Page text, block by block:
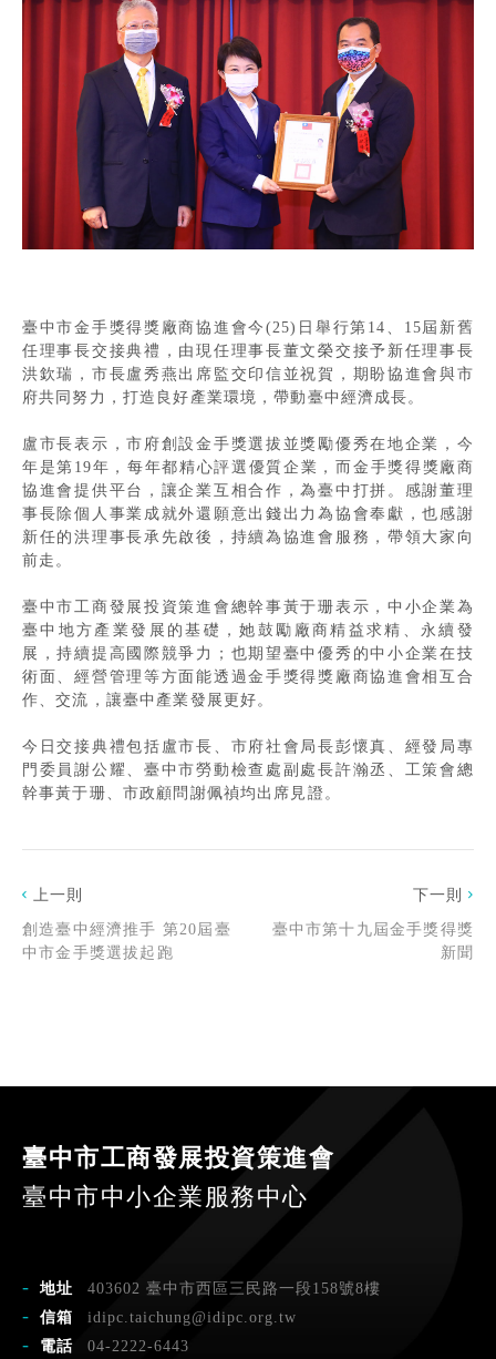
臺中市金手獎得獎廠商協進會今(25)日舉行第14、15屆新舊
任理事長交接典禮，由現任理事長董文榮交接予新任理事長
洪欽瑞，市長盧秀燕出席監交印信並祝賀，期盼協進會與市
府共同努力，打造良好產業環境，帶動臺中經濟成長。
盧市長表示，市府創設金手獎選拔並獎勵優秀在地企業，今
年是第19年，每年都精心評選優質企業，而金手獎得獎廠商
協進會提供平台，讓企業互相合作，為臺中打拼。感謝董理
事長除個人事業成就外還願意出錢出力為協會奉獻，也感謝
新任的洪理事長承先啟後，持續為協進會服務，帶領大家向
前走。
臺中市工商發展投資策進會總幹事黃于珊表示，中小企業為
臺中地方產業發展的基礎，她鼓勵廠商精益求精、永續發
展，持續提高國際競爭力；也期望臺中優秀的中小企業在技
術面、經營管理等方面能透過金手獎得獎廠商協進會相互合
作、交流，讓臺中產業發展更好。
今日交接典禮包括盧市長、市府社會局長彭懷真、經發局專
門委員謝公耀、臺中市勞動檢查處副處長許瀚丞、工策會總
幹事黃于珊、市政顧問謝佩禎均出席見證。
上一則
創造臺中經濟推手 第20屆臺
中市金手獎選拔起跑
下一則
臺中市第十九屆金手獎得獎
新聞
臺中市工商發展投資策進會
臺中市中小企業服務中心
地址
403602 臺中市西區三民路一段158號8樓
信箱
idipc.taichung@idipc.org.tw
電話
04-2222-6443